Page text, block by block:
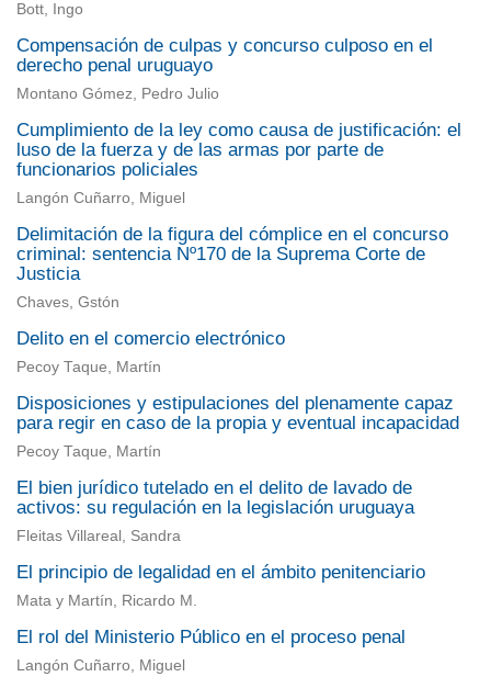
Bott, Ingo
Compensación de culpas y concurso culposo en el
derecho penal uruguayo
Montano Gómez, Pedro Julio
Cumplimiento de la ley como causa de justificación: el
luso de la fuerza y de las armas por parte de
funcionarios policiales
Langón Cuñarro, Miguel
Delimitación de la figura del cómplice en el concurso
criminal: sentencia Nº170 de la Suprema Corte de
Justicia
Chaves, Gstón
Delito en el comercio electrónico
Pecoy Taque, Martín
Disposiciones y estipulaciones del plenamente capaz
para regir en caso de la propia y eventual incapacidad
Pecoy Taque, Martín
El bien jurídico tutelado en el delito de lavado de
activos: su regulación en la legislación uruguaya
Fleitas Villareal, Sandra
El principio de legalidad en el ámbito penitenciario
Mata y Martín, Ricardo M.
El rol del Ministerio Público en el proceso penal
Langón Cuñarro, Miguel